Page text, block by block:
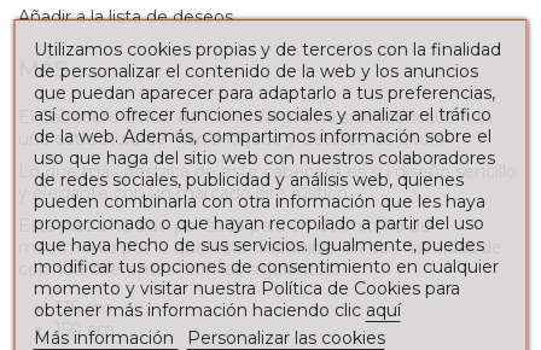
Añadir a la lista de deseos
MÁS
El Cabecero Orfeo de Peña Vargas ha sido fabricado con
una estructura de hierro forjado y detalles de latón.
Lo que más destaca de este cabecero es su diseño sencillo
y elegante con un marcado aire rústico.
Esta pieza ha sido pensada para un dormitorio de
matrimonio por lo que está disponible en dos medidas de
colchón diferentes. Son las siguientes:
135 cm
150 cm
Utilizamos cookies propias y de terceros con la finalidad
de personalizar el contenido de la web y los anuncios
que puedan aparecer para adaptarlo a tus preferencias,
así como ofrecer funciones sociales y analizar el tráfico
de la web. Además, compartimos información sobre el
uso que haga del sitio web con nuestros colaboradores
de redes sociales, publicidad y análisis web, quienes
pueden combinarla con otra información que les haya
proporcionado o que hayan recopilado a partir del uso
que haya hecho de sus servicios. Igualmente, puedes
modificar tus opciones de consentimiento en cualquier
momento y visitar nuestra Política de Cookies para
obtener más información haciendo clic aquí
Más información
Personalizar las cookies